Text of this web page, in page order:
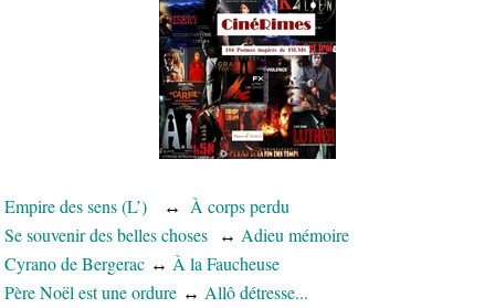
Empire des sens (L’) ↔ À corps perdu
Se souvenir des belles choses
↔ Adieu mémoire
Cyrano de Bergerac ↔ À la Faucheuse
Père Noël est une ordure ↔ Allô détresse...